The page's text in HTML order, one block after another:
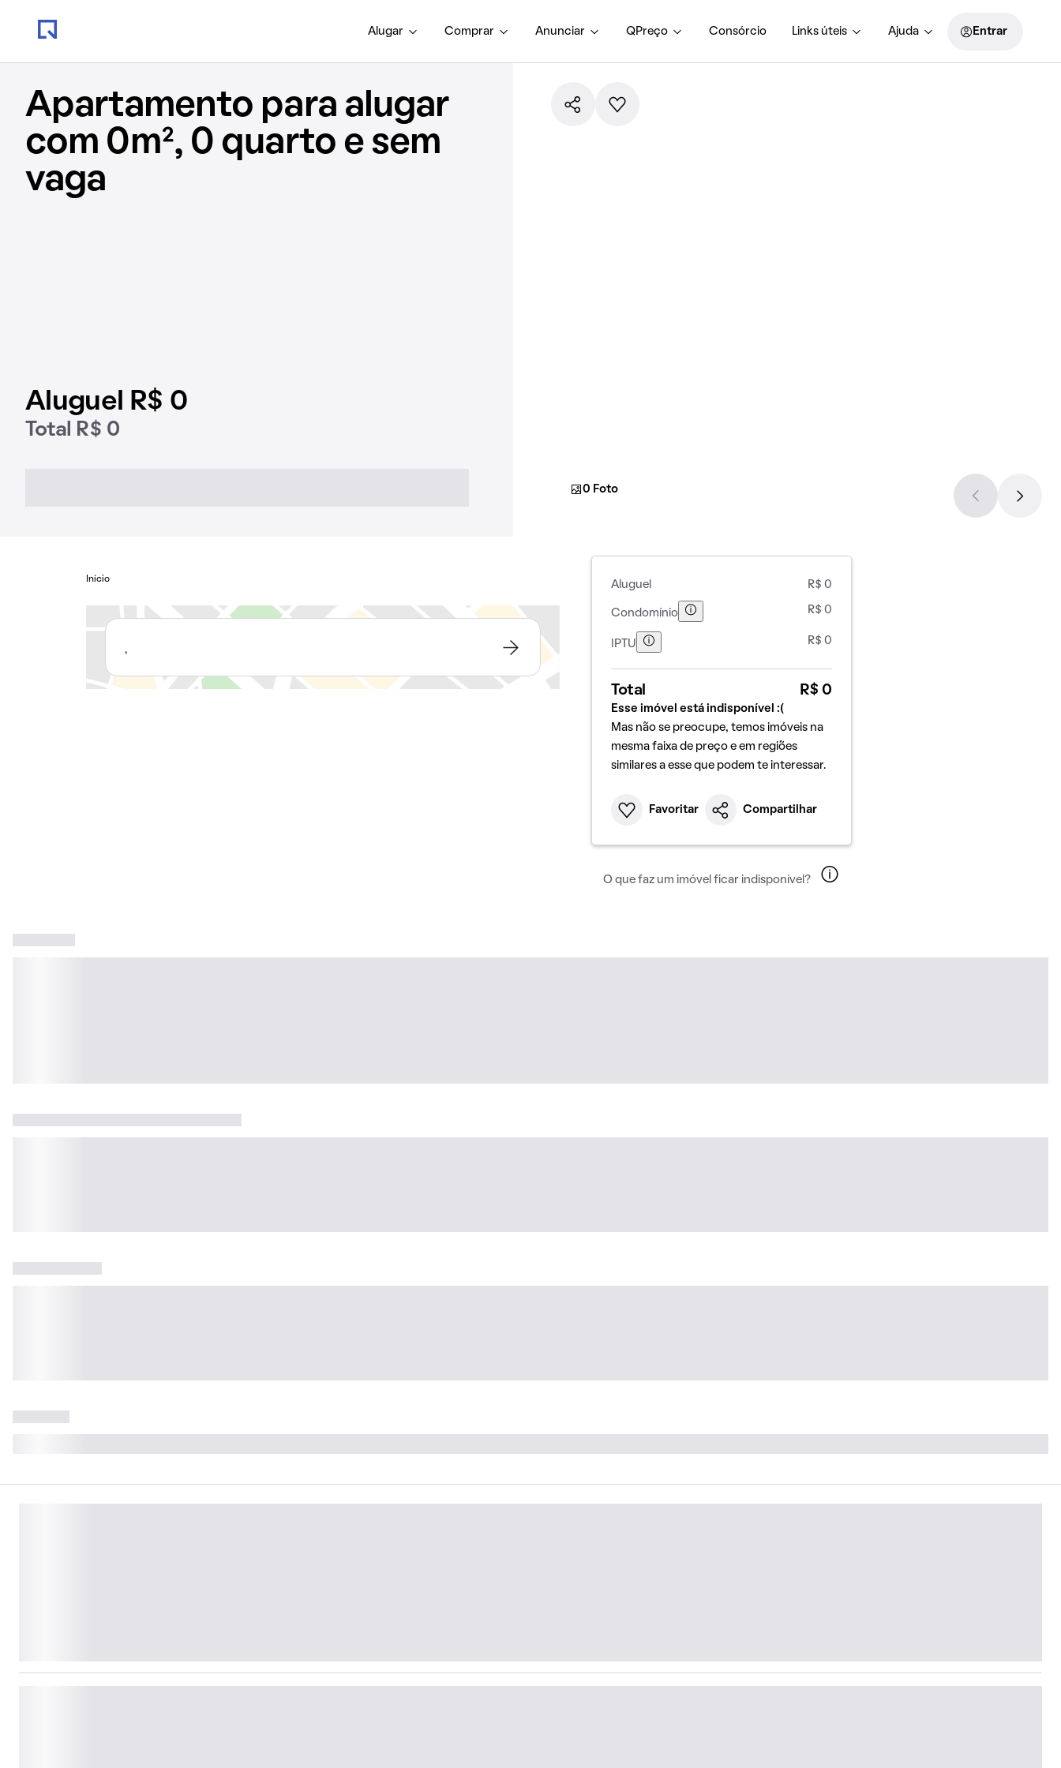
Alugar Comprar Anunciar QPreço Consórcio Links úteis Ajuda Entrar
Apartamento para alugar
com 0m², 0 quarto e sem
vaga
Aluguel R$ 0
Total R$ 0
0 Foto
Início
,
Aluguel R$ 0
Condomínio R$ 0
IPTU R$ 0
Total R$ 0
Esse imóvel está indisponível :(
Mas não se preocupe, temos imóveis na
mesma faixa de preço e em regiões
similares a esse que podem te interessar.
Favoritar Compartilhar
O que faz um imóvel ficar indisponível?